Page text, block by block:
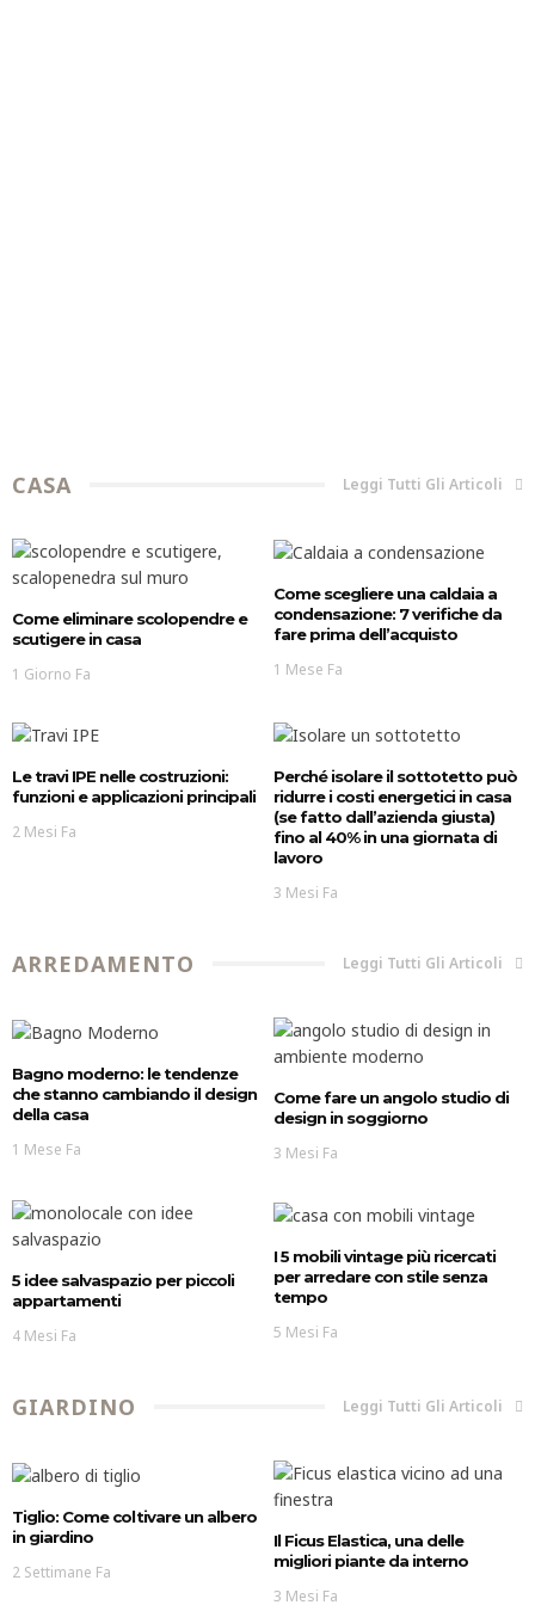
INVESTIMENTI
Parquet in bamboo: pro e contro
CASA Leggi Tutti Gli Articoli
Come eliminare scolopendre e
scutigere in casa
1 Giorno Fa
Come scegliere una caldaia a
condensazione: 7 verifiche da
fare prima dell’acquisto
1 Mese Fa
Le travi IPE nelle costruzioni:
funzioni e applicazioni principali
2 Mesi Fa
Perché isolare il sottotetto può
ridurre i costi energetici in casa
(se fatto dall’azienda giusta)
fino al 40% in una giornata di
lavoro
3 Mesi Fa
ARREDAMENTO Leggi Tutti Gli Articoli
Bagno moderno: le tendenze
che stanno cambiando il design
della casa
1 Mese Fa
Come fare un angolo studio di
design in soggiorno
3 Mesi Fa
5 idee salvaspazio per piccoli
appartamenti
4 Mesi Fa
I 5 mobili vintage più ricercati
per arredare con stile senza
tempo
5 Mesi Fa
GIARDINO Leggi Tutti Gli Articoli
Tiglio: Come coltivare un albero
in giardino
2 Settimane Fa
Il Ficus Elastica, una delle
migliori piante da interno
3 Mesi Fa